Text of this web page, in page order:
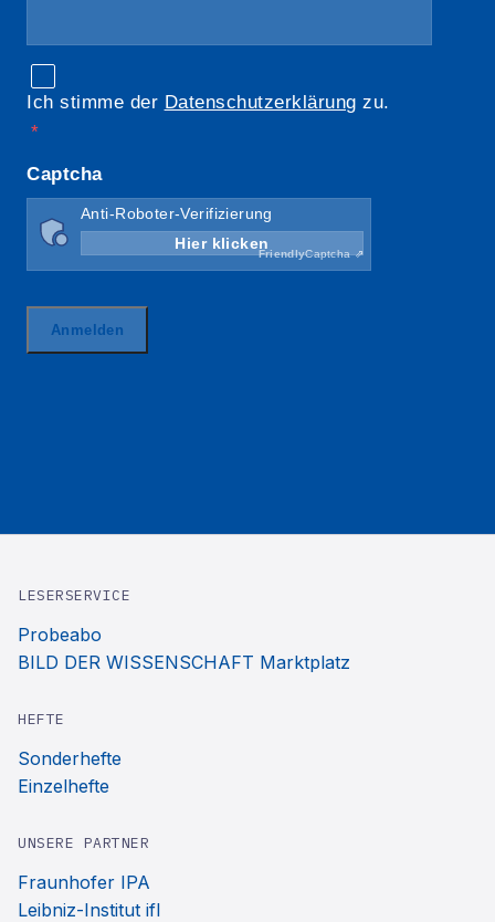
LESERSERVICE
Probeabo
BILD DER WISSENSCHAFT Marktplatz
HEFTE
Sonderhefte
Einzelhefte
UNSERE PARTNER
Fraunhofer IPA
Leibniz-Institut ifl